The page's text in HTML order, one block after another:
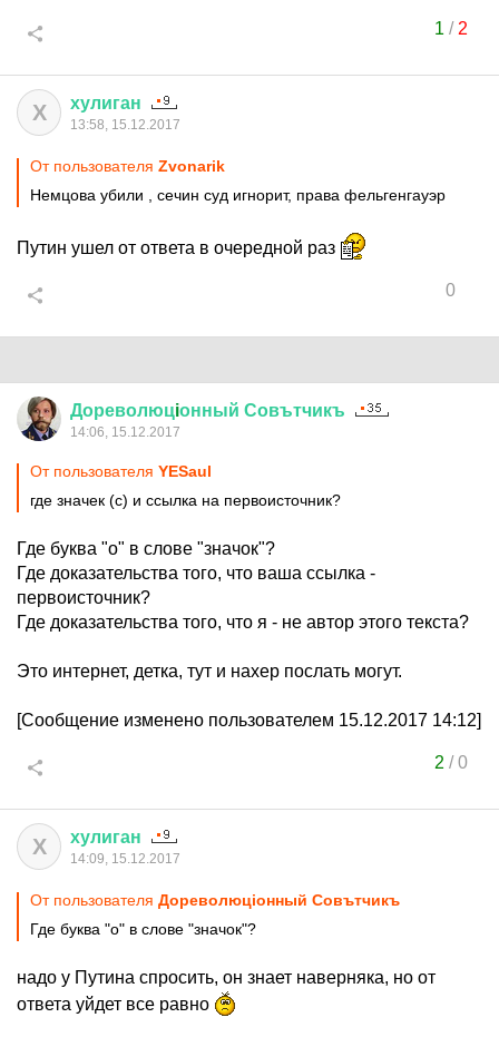
1 / 2
Х хулиган
13:58, 15.12.2017
От пользователя Zvonarik
Немцова убили , сечин суд игнорит, права фельгенгауэр
Путин ушел от ответа в очередной раз
0
Дореволюцiонный Совътчикъ
14:06, 15.12.2017
От пользователя YESaul
где значек (с) и ссылка на первоисточник?
Где буква "о" в слове "значок"?
Где доказательства того, что ваша ссылка -
первоисточник?
Где доказательства того, что я - не автор этого текста?
Это интернет, детка, тут и нахер послать могут.
[Сообщение изменено пользователем 15.12.2017 14:12]
2 /0
Х хулиган
14:09, 15.12.2017
От пользователя Дореволюцiонный Совътчикъ
Где буква "о" в слове "значок"?
надо у Путина спросить, он знает наверняка, но от
ответа уйдет все равно